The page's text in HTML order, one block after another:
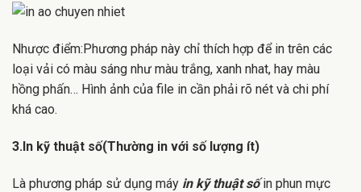
Nhược điểm:Phương pháp này chỉ thích hợp để in trên các
loại vải có màu sáng như màu trắng, xanh nhat, hay màu
hồng phấn… Hình ảnh của file in cần phải rõ nét và chi phí
khá cao.
3.In kỹ thuật số(Thường in với số lượng ít)
Là phương pháp sử dụng máy in kỹ thuật sốin phun mực